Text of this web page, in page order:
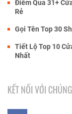
Điểm Qua 31+
Rẻ
Gọi Tên Top 30
Tiết Lộ Top 10 Cửa Hàng Bán
Nhất
KẾT NỐI VỚI